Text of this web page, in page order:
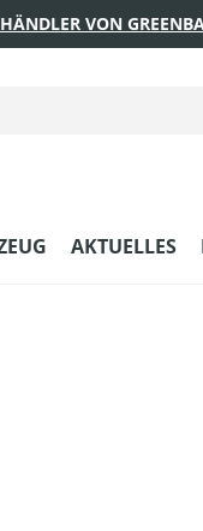
VON
AKTUELLES